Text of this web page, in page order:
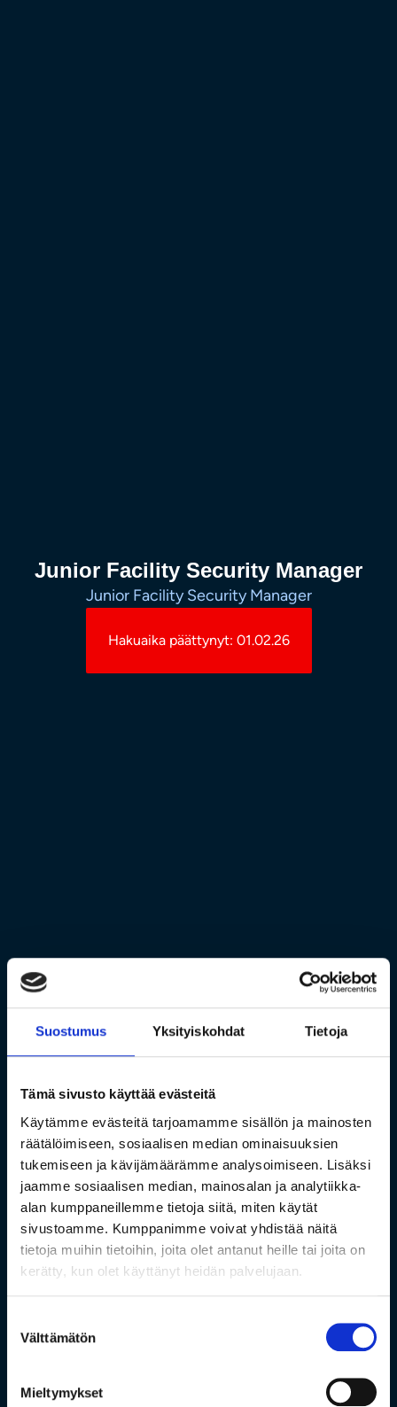
Suostumus Yksityiskohdat Tietoja
Tämä sivusto käyttää evästeitä
Käytämme evästeitä tarjoamamme sisällön ja mainosten
räätälöimiseen, sosiaalisen median ominaisuuksien
tukemiseen ja kävijämäärämme analysoimiseen. Lisäksi
jaamme sosiaalisen median, mainosalan ja analytiikka-
alan kumppaneillemme tietoja siitä, miten käytät
sivustoamme. Kumppanimme voivat yhdistää näitä
tietoja muihin tietoihin, joita olet antanut heille tai joita on
kerätty, kun olet käyttänyt heidän palvelujaan.
valinta
Välttämätön
Mieltymykset
Junior Facility Security Manager
Junior Facility Security Manager
Hakuaika päättynyt: 01.02.26